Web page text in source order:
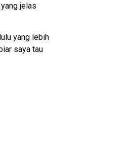
jelas
yang lebih
saya tau